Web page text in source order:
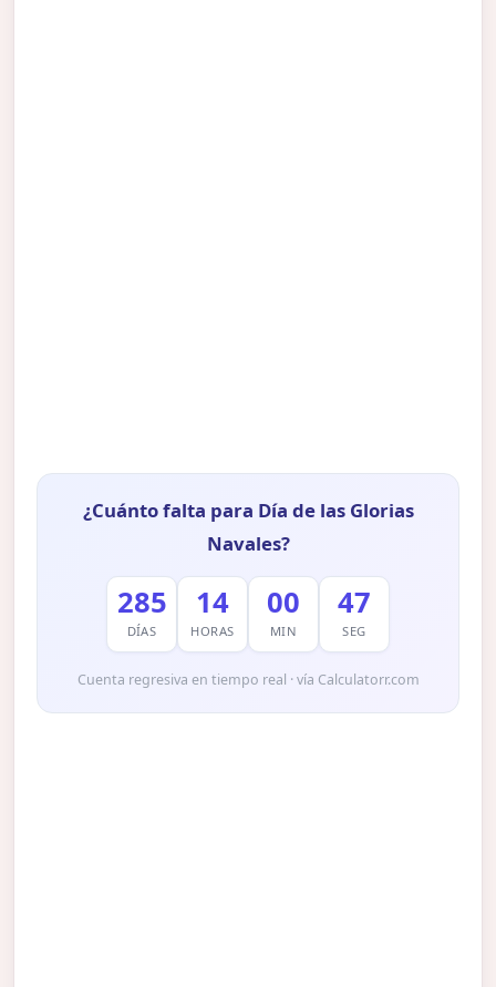
¿Cuánto falta para Día de las Glorias
Navales?
285
DÍAS
14
HORAS
00
MIN
46
SEG
Cuenta regresiva en tiempo real · vía Calculatorr.com